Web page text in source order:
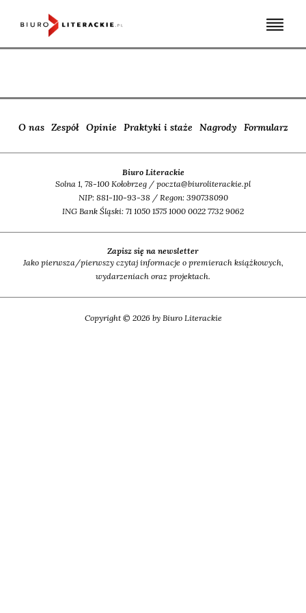
O nas Zespół Opinie Praktyki i staże Nagrody Formularz
Biuro Literackie
Solna 1, 78-100 Kołobrzeg / poczta@biuroliterackie.pl
NIP: 881-110-93-38 / Regon: 390738090
ING Bank Śląski: 71 1050 1575 1000 0022 7732 9062
Zapisz się na newsletter
Jako pierwsza/pierwszy czytaj informacje o premierach książkowych,
wydarzeniach oraz projektach.
Copyright © 2026 by Biuro Literackie